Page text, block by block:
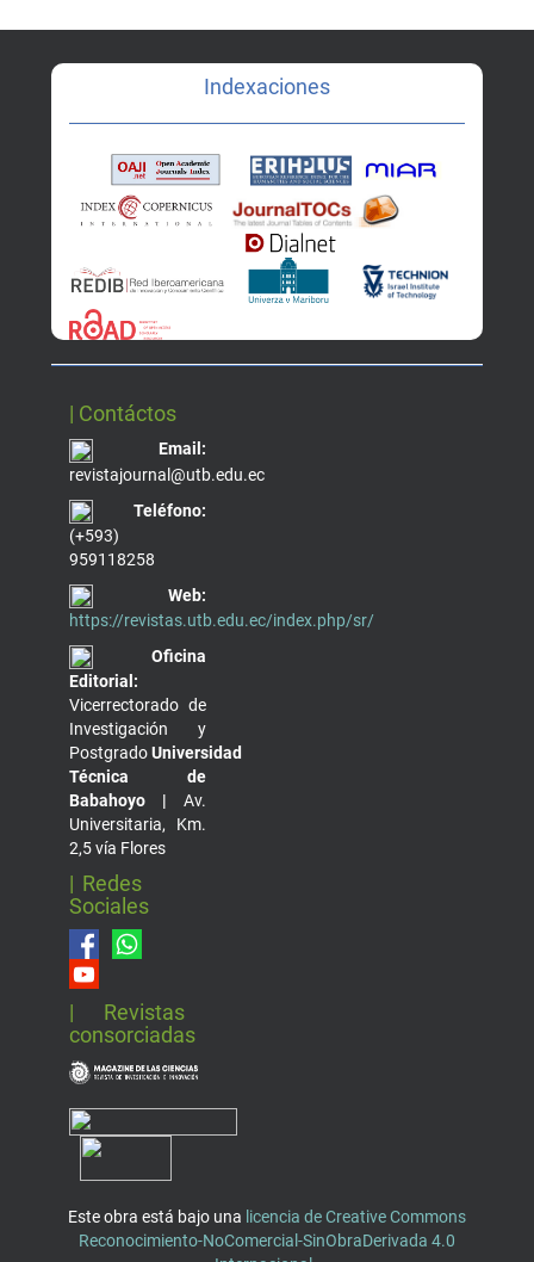
Indexaciones
| Contáctos
Email:
revistajournal@utb.edu.ec
Teléfono:
(+593)
959118258
Web:
https://revistas.utb.edu.ec/index.php/sr/
Oficina
Editorial:
Vicerrectorado de
Investigación y
PostgradoUniversidad
Técnica de
Babahoyo | Av.
Universitaria, Km.
2,5 vía Flores
| Redes
Sociales
| Revistas
consorciadas
Este obra está bajo una licencia de Creative Commons
Reconocimiento-NoComercial-SinObraDerivada 4.0